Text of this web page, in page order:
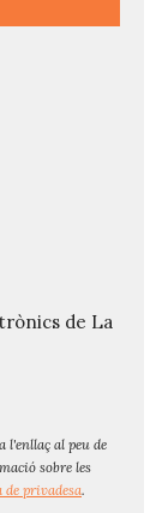
de La
l'enllaç al peu de
sobre les
de privadesa.